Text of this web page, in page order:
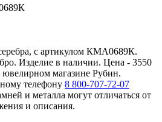
с артикулом КМА0689К.
Изделие в наличии. Цена - 3550
ювелирном магазине Рубин.
телефону 8 800-707-72-07
и металла могут отличаться от
и описания.